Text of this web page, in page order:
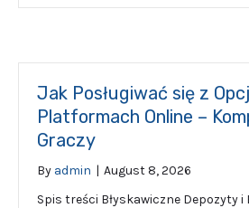
Jak Posługiwać się z
Platformach Online –
Graczy
By admin | August 8, 2026
Spis treści Błyskawiczne Depozyty i